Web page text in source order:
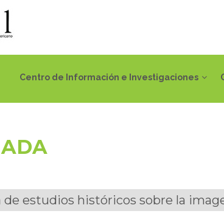
Centro de Información e Investigaciones
estudios históricos sobre la